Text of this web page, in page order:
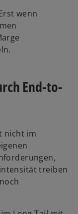
wenn
End-to-
nicht im
treiben